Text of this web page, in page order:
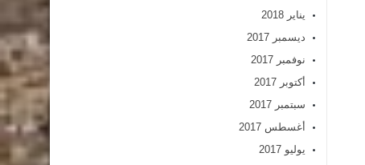
يناير 2018
ديسمبر 2017
نوفمبر 2017
أكتوبر 2017
سبتمبر 2017
أغسطس 2017
يوليو 2017